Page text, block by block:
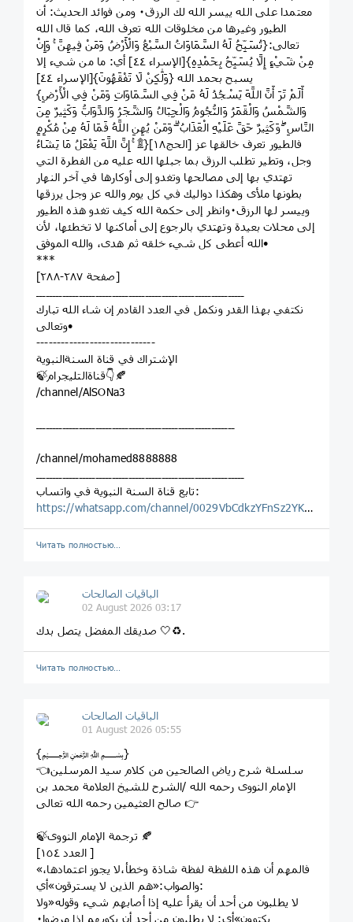
معتمدا على الله ييسر الله لك الرزق٠ ومن فوائد الحديث: أن
الطيور وغيرها من مخلوقات الله تعرف الله، كما قال الله
تعالى:{تُسَبِّحُ لَهُ السَّمَاوَاتُ السَّبْعُ وَالْأَرْضُ وَمَنْ فِيهِنَّ ۚ وَإِنْ
مِنْ شَيْءٍ إِلَّا يُسَبِّحُ بِحَمْدِهِ}[الإسراء ٤٤] أي: ما من شيء إلا
يسبح بحمد الله {وَلَٰكِنْ لَا تَفْقَهُونَ}[الإسراء ٤٤]
{أَلَمْ تَرَ أَنَّ اللَّهَ يَسْجُدُ لَهُ مَنْ فِي السَّمَاوَاتِ وَمَنْ فِي الْأَرْضِ
وَالشَّمْسُ وَالْقَمَرُ وَالنُّجُومُ وَالْجِبَالُ وَالشَّجَرُ وَالدَّوَابُّ وَكَثِيرٌ مِنَ
النَّاسِ ۖ وَكَثِيرٌ حَقَّ عَلَيْهِ الْعَذَابُ ۗ وَمَنْ يُهِنِ اللَّهُ فَمَا لَهُ مِنْ مُكْرِمٍ
ۚ إِنَّ اللَّهَ يَفْعَلُ مَا يَشَاءُ ۩}[الحج١٨] فالطيور تعرف خالقها عز
وجل، وتطير تطلب الرزق بما جبلها الله عليه من الفطرة التي
تهتدي بها إلى مصالحها وتغدو إلى أوكارها في آخر النهار
بطونها ملأى وهكذا دواليك في كل يوم والله عز وجل يرزقها
وييسر لها الرزق٠وانظر إلى حكمة الله كيف تغدو هذه الطيور
إلى محلات بعيدة وتهتدي بالرجوع إلى أماكنها لا تخطئها، لأن
الله أعطى كل شيء خلقه ثم هدى، والله الموفق•
***
[صفحة ٢٨٧-٢٨٨]
نكتفي بهذا القدر ونكمل في العدد القادم إن شاء الله تبارك
وتعالى•
‌‏-----------------------------
الإشتراك في قناة السنةالنبوية
🍃قناةالتليجرام👇🍂
/channel/AlSONa3
/channel/mohamed8888888
‏تابع قناة السنة النبوية في واتساب:
https://whatsapp.com/channel/0029VbCdkzYFnSz2YKPBAW1H
Читать полностью…
الباقيات الصالحات
02 August 2026 03:17
صديقك المفضل يتصل بدك 🤍♻️.
Читать полностью…
الباقيات الصالحات
01 August 2026 05:55
{﷽}
👈سلسلة شرح رياض الصالحين من كلام سيد المرسلين
الإمام النووى رحمه الله /الشرح للشيخ العلامة محمد بن
صالح العثيمين رحمه الله تعالى 👉
🍃ترجمة الإمام النووى 🍂
[العدد ١٥٤ ]
«فالمهم أن هذه اللفظة لفظة شاذة وخطأ،لا يجوز اعتمادها،
والصواب:«هم الذين لا يسترقون»أي:
لا يطلبون من أحد أن يقرأ عليه إذا أصابهم شيء وقوله«ولا
يكتوون»أي: لا يطلبون من أحد أن يكويهم إذا مرضوا٠